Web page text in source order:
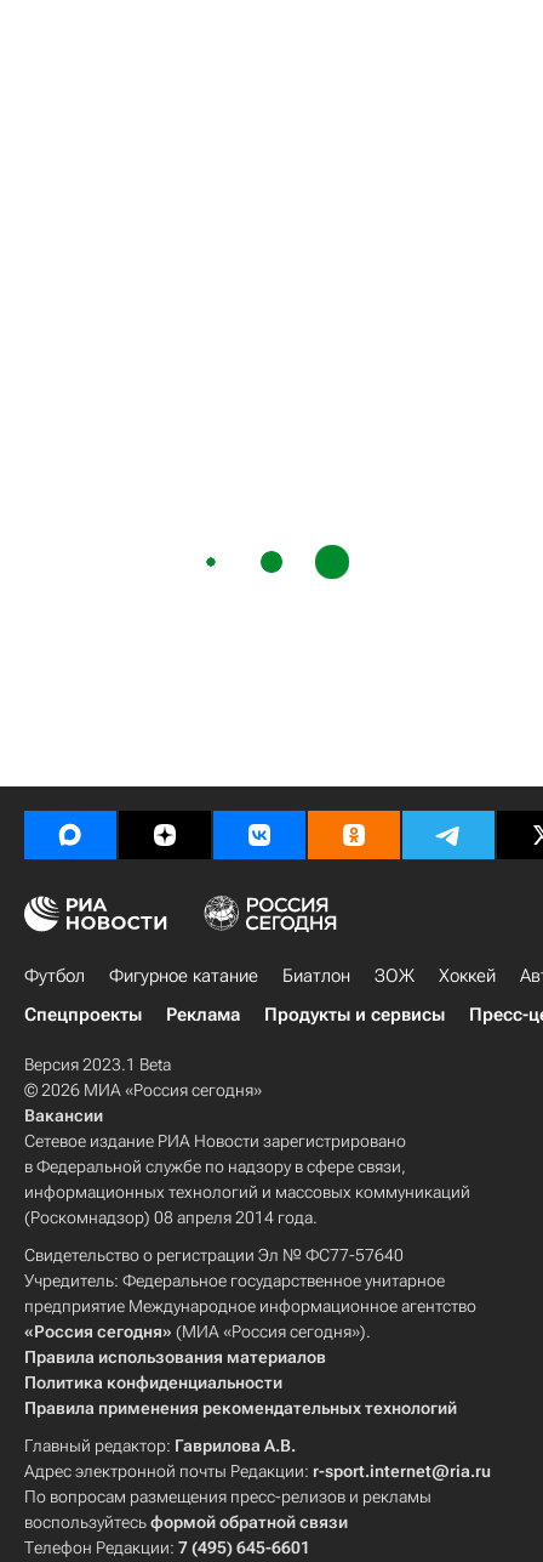
Футбол Фигурное катание Биатлон ЗОЖ Хоккей
Спецпроекты
Реклама Продукты и сервисы Пресс-
Версия 2023.1 Beta
© 2026 МИА «Россия сегодня»
Вакансии
Сетевое издание РИА Новости зарегистрировано
в Федеральной службе по надзору в сфере связи,
информационных технологий и массовых коммуникаций
(Роскомнадзор) 08 апреля 2014 года.
Свидетельство о регистрации Эл № ФС77-57640
Учредитель: Федеральное государственное унитарное
предприятие Международное информационное агентство
«Россия сегодня» (МИА «Россия сегодня»).
Правила использования материалов
Политика конфиденциальности
Правила применения рекомендательных технологий
Главный редактор: Гаврилова А.В.
Адрес электронной почты Редакции: r-sport.internet@ria.ru
По вопросам размещения пресс-релизов и рекламы
воспользуйтесьформой обратной связи
Телефон Редакции: 7 (495) 645-6601